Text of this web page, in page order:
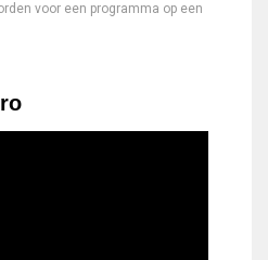
voor een programma op een